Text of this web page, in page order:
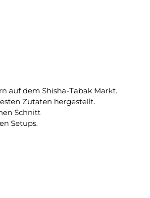
auf dem Shisha-Tabak Markt.
Zutaten hergestellt.
Schnitt
Setups.